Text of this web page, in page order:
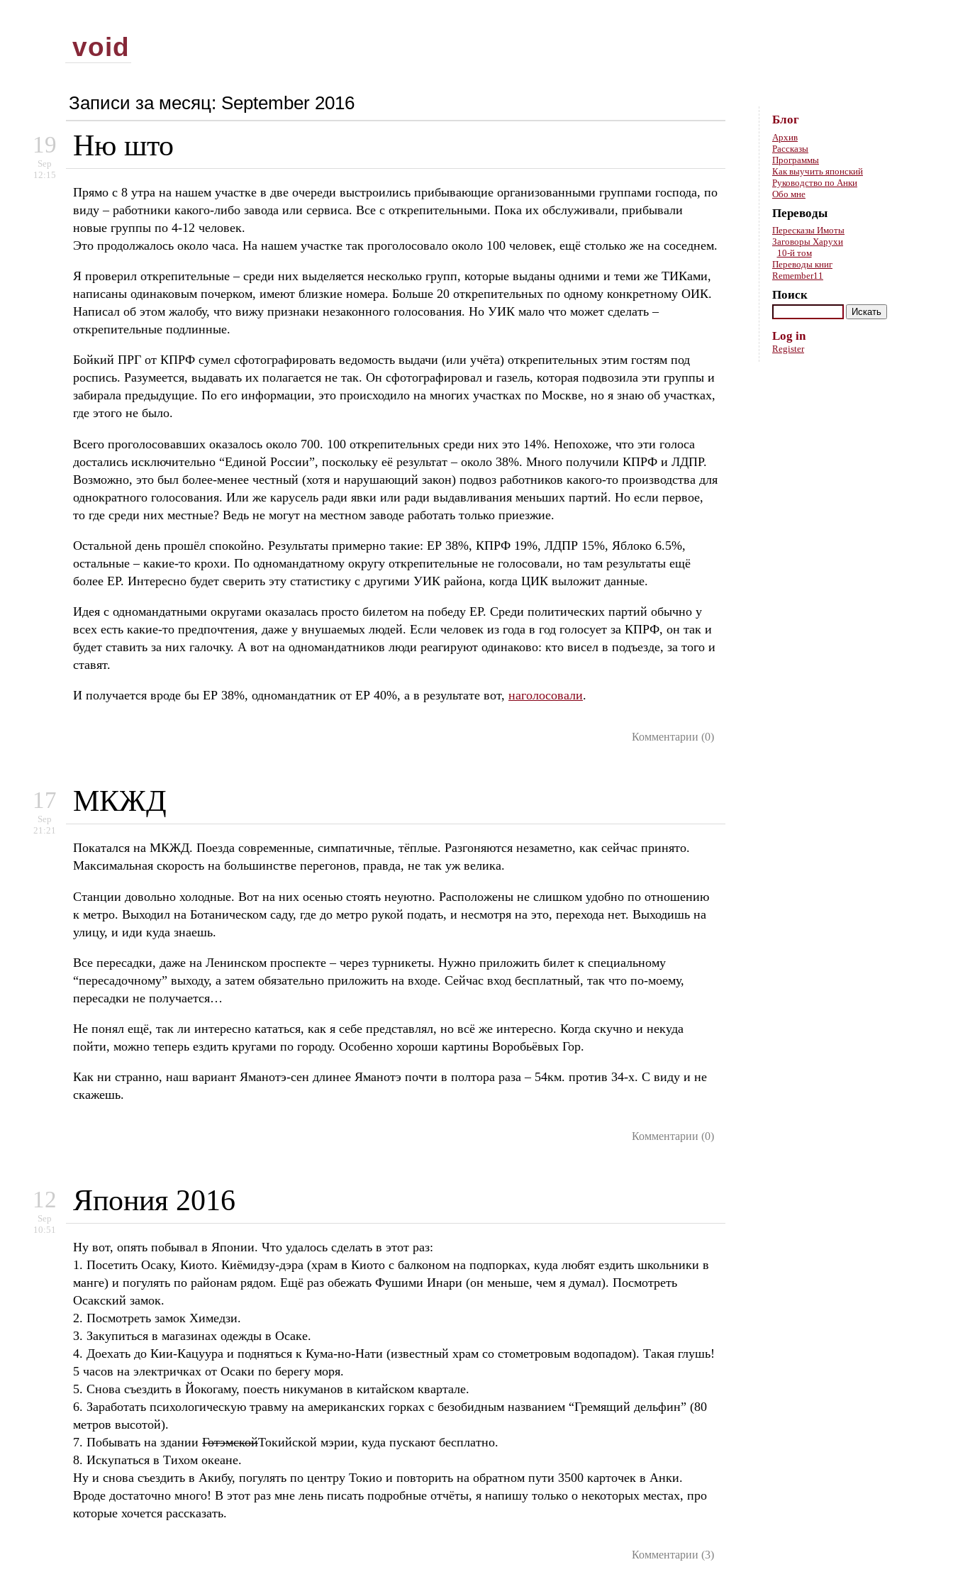
void
Записи за месяц: September 2016
19
Sep
12:15
Ню што
Прямо с 8 утра на нашем участке в две очереди выстроились прибывающие организованными группами господа, по
виду – работники какого-либо завода или сервиса. Все с открепительными. Пока их обслуживали, прибывали
новые группы по 4-12 человек.
Это продолжалось около часа. На нашем участке так проголосовало около 100 человек, ещё столько же на соседнем.
Я проверил открепительные – среди них выделяется несколько групп, которые выданы одними и теми же ТИКами,
написаны одинаковым почерком, имеют близкие номера. Больше 20 открепительных по одному конкретному ОИК.
Написал об этом жалобу, что вижу признаки незаконного голосования. Но УИК мало что может сделать –
открепительные подлинные.
Бойкий ПРГ от КПРФ сумел сфотографировать ведомость выдачи (или учёта) открепительных этим гостям под
роспись. Разумеется, выдавать их полагается не так. Он сфотографировал и газель, которая подвозила эти группы и
забирала предыдущие. По его информации, это происходило на многих участках по Москве, но я знаю об участках,
где этого не было.
Всего проголосовавших оказалось около 700. 100 открепительных среди них это 14%. Непохоже, что эти голоса
достались исключительно “Единой России”, поскольку её результат – около 38%. Много получили КПРФ и ЛДПР.
Возможно, это был более-менее честный (хотя и нарушающий закон) подвоз работников какого-то производства для
однократного голосования. Или же карусель ради явки или ради выдавливания меньших партий. Но если первое,
то где среди них местные? Ведь не могут на местном заводе работать только приезжие.
Остальной день прошёл спокойно. Результаты примерно такие: ЕР 38%, КПРФ 19%, ЛДПР 15%, Яблоко 6.5%,
остальные – какие-то крохи. По одномандатному округу открепительные не голосовали, но там результаты ещё
более ЕР. Интересно будет сверить эту статистику с другими УИК района, когда ЦИК выложит данные.
Идея с одномандатными округами оказалась просто билетом на победу ЕР. Среди политических партий обычно у
всех есть какие-то предпочтения, даже у внушаемых людей. Если человек из года в год голосует за КПРФ, он так и
будет ставить за них галочку. А вот на одномандатников люди реагируют одинаково: кто висел в подъезде, за того и
ставят.
И получается вроде бы ЕР 38%, одномандатник от ЕР 40%, а в результате вот, наголосовали.
Комментарии (0)
17
Sep
21:21
МКЖД
Покатался на МКЖД. Поезда современные, симпатичные, тёплые. Разгоняются незаметно, как сейчас принято.
Максимальная скорость на большинстве перегонов, правда, не так уж велика.
Станции довольно холодные. Вот на них осенью стоять неуютно. Расположены не слишком удобно по отношению
к метро. Выходил на Ботаническом саду, где до метро рукой подать, и несмотря на это, перехода нет. Выходишь на
улицу, и иди куда знаешь.
Все пересадки, даже на Ленинском проспекте – через турникеты. Нужно приложить билет к специальному
“пересадочному” выходу, а затем обязательно приложить на входе. Сейчас вход бесплатный, так что по-моему,
пересадки не получается…
Не понял ещё, так ли интересно кататься, как я себе представлял, но всё же интересно. Когда скучно и некуда
пойти, можно теперь ездить кругами по городу. Особенно хороши картины Воробьёвых Гор.
Как ни странно, наш вариант Яманотэ-сен длинее Яманотэ почти в полтора раза – 54км. против 34-х. С виду и не
скажешь.
Комментарии (0)
12
Sep
10:51
Япония 2016
Ну вот, опять побывал в Японии. Что удалось сделать в этот раз:
1. Посетить Осаку, Киото. Киёмидзу-дэра (храм в Киото с балконом на подпорках, куда любят ездить школьники в
манге) и погулять по районам рядом. Ещё раз обежать Фушими Инари (он меньше, чем я думал). Посмотреть
Осакский замок.
2. Посмотреть замок Химедзи.
3. Закупиться в магазинах одежды в Осаке.
4. Доехать до Кии-Кацуура и подняться к Кума-но-Нати (известный храм со стометровым водопадом). Такая глушь!
5 часов на электричках от Осаки по берегу моря.
5. Снова съездить в Йокогаму, поесть никуманов в китайском квартале.
6. Заработать психологическую травму на американских горках с безобидным названием “Гремящий дельфин” (80
метров высотой).
7. Побывать на здании ГотэмскойТокийской мэрии, куда пускают бесплатно.
8. Искупаться в Тихом океане.
Ну и снова съездить в Акибу, погулять по центру Токио и повторить на обратном пути 3500 карточек в Анки.
Вроде достаточно много! В этот раз мне лень писать подробные отчёты, я напишу только о некоторых местах, про
которые хочется рассказать.
Комментарии (3)
Блог
Архив
Рассказы
Программы
Как выучить японский
Руководство по Анки
Обо мне
Переводы
Пересказы Имоты
Заговоры Харухи
10-й том
Переводы книг
Remember11
Поиск
Log in
Register